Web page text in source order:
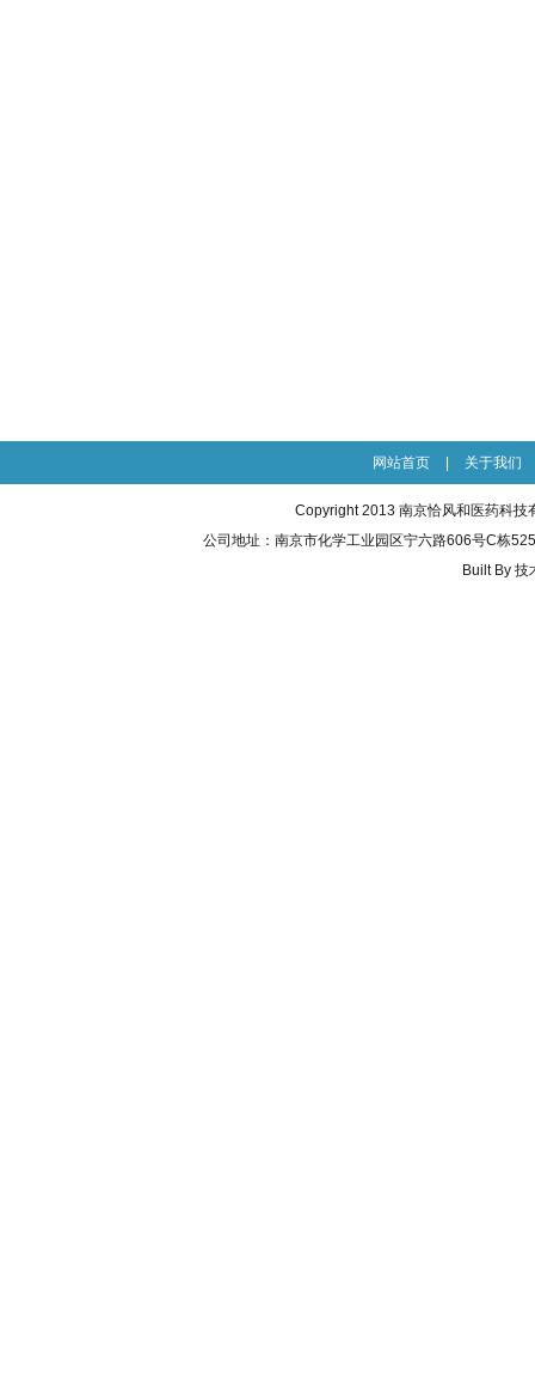
网站首页 关于我们
Copyright 2013 南京恰风和医药科技
公司地址：南京市化学工业园区宁六路606号C栋
Built By 技